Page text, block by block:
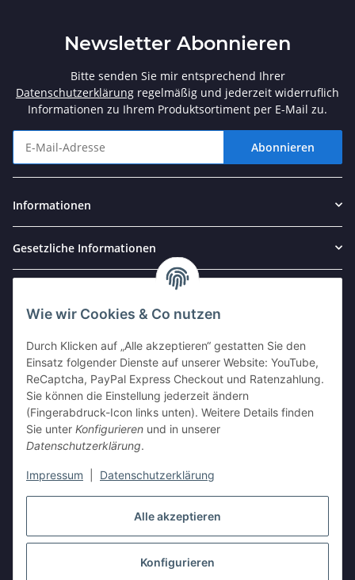
Alle akzeptieren
Konfigurieren
Wie wir Cookies & Co nutzen
Durch Klicken auf „Alle akzeptieren“ gestatten Sie den
Einsatz folgender Dienste auf unserer Website: YouTube,
ReCaptcha, PayPal Express Checkout und Ratenzahlung.
Sie können die Einstellung jederzeit ändern
(Fingerabdruck-Icon links unten). Weitere Details finden
Sie unter Konfigurieren und in unserer
Datenschutzerklärung.
Impressum Datenschutzerklärung
Newsletter Abonnieren
Bitte senden Sie mir entsprechend Ihrer
Datenschutzerklärung regelmäßig und jederzeit widerruflich
Informationen zu Ihrem Produktsortiment per E-Mail zu.
Abonnieren
Informationen
Gesetzliche Informationen
Vertrag widerrufen